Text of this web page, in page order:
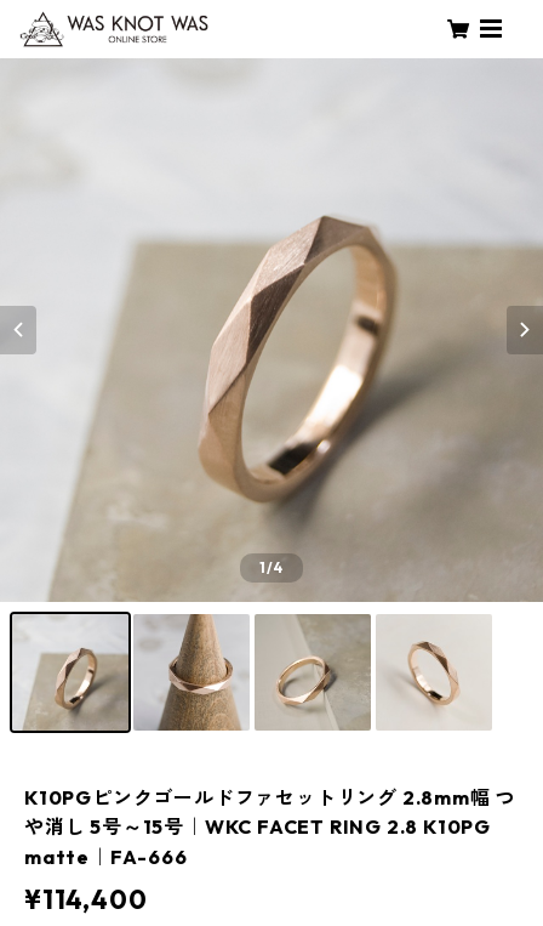
1/4
K10PGピンクゴールドファセットリング 2.8mm幅 つ
や消し 5号～15号｜WKC FACET RING 2.8 K10PG
matte｜FA-666
¥114,400